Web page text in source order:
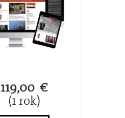
119,00 €
(1 rok)